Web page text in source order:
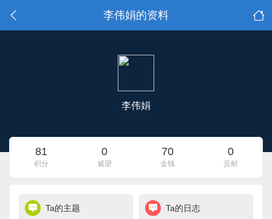
李伟娟的资料
李伟娟
81
积分
0
威望
70
金钱
0
贡献
Ta的主题 Ta的日志